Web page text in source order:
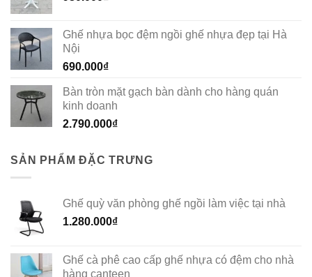
Ghế nhựa bọc đệm ngồi ghế nhựa đẹp tại Hà
Nội
690.000₫
Bàn tròn mặt gạch bàn dành cho hàng quán
kinh doanh
2.790.000₫
SẢN PHẨM ĐẶC TRƯNG
Ghế quỳ văn phòng ghế ngồi làm việc tại nhà
1.280.000₫
Ghế cà phê cao cấp ghế nhựa có đệm cho nhà
hàng canteen